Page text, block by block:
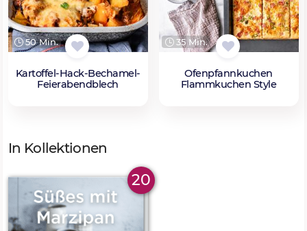
50 Min.
Kartoffel-Hack-Bechamel-
Feierabendblech
35 Min.
Ofenpfannkuchen
Flammkuchen Style
In Kollektionen
20